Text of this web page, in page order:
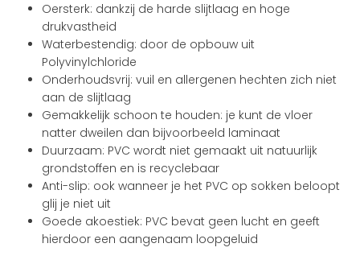
Oersterk: dankzij de harde slijtlaag en hoge
drukvastheid
Waterbestendig: door de opbouw uit
Polyvinylchloride
Onderhoudsvrij: vuil en allergenen hechten zich niet
aan de slijtlaag
Gemakkelijk schoon te houden: je kunt de vloer
natter dweilen dan bijvoorbeeld laminaat
Duurzaam: PVC wordt niet gemaakt uit natuurlijk
grondstoffen en is recyclebaar
Anti-slip: ook wanneer je het PVC op sokken beloopt
glij je niet uit
Goede akoestiek: PVC bevat geen lucht en geeft
hierdoor een aangenaam loopgeluid